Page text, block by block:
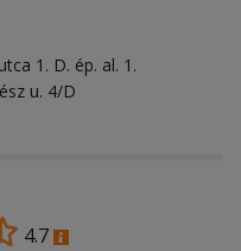
1. D. ép. al. 1.
u. 4/D
4.7